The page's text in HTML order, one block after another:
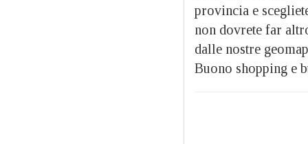
provincia e
non dovrete far
dalle nostre
Buono shopping e